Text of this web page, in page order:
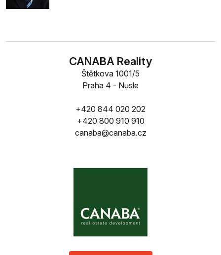
CANABA Reality
Štětkova 1001/5
Praha 4 - Nusle
+420 844 020 202
+420 800 910 910
canaba@canaba.cz